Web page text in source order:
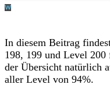
In diesem Beitrag
198, 199 und Level
der Übersicht natürlich
aller Level von 94%.